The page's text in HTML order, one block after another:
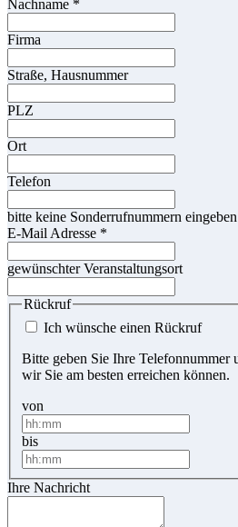
Nachname *
Firma
Straße, Hausnummer
PLZ
Ort
Telefon
bitte keine Sonderrufnummern eingeben
E-Mail Adresse *
gewünschter Veranstaltungsort
Rückruf
Ich wünsche einen Rückruf
Bitte geben Sie Ihre Telefonnummer
wir Sie am besten erreichen können.
von
bis
Ihre Nachricht